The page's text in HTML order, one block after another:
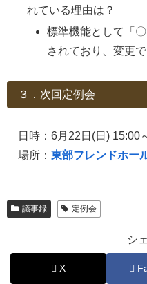
れている理由は？
標準機能として「
されており、変更で
３．次回定例会
日時：6月22日(日) 15:00
場所： 東部フレンドホー
議事録 定例会
シ
X